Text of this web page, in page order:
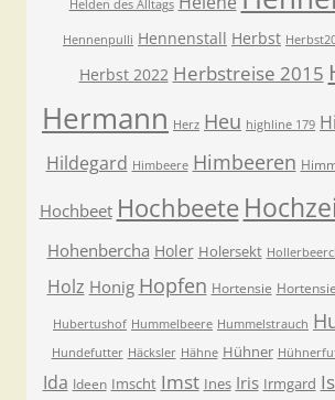
Helden des Alltags
Hennenpulli Hennenstall Herbst
Herbst 2022 Herbstreise 2015
Hermann Herz Heu highline 179
Hildegard Himbeere Himbeeren
Hochbeet Hochbeete
Hohenbercha Holer Holersekt
Holz Honig Hopfen Hortensie
Hubertushof Hummelbeere Hummelstrauch
Hundefutter Häcksler Hähne Hühner
Ida Ideen Imscht Imst Ines Iris Irmgard